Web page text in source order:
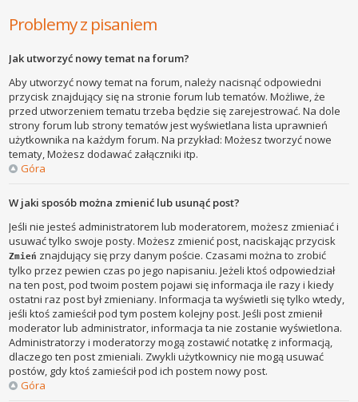
Problemy z pisaniem
Jak utworzyć nowy temat na forum?
Aby utworzyć nowy temat na forum, należy nacisnąć odpowiedni
przycisk znajdujący się na stronie forum lub tematów. Możliwe, że
przed utworzeniem tematu trzeba będzie się zarejestrować. Na dole
strony forum lub strony tematów jest wyświetlana lista uprawnień
użytkownika na każdym forum. Na przykład: Możesz tworzyć nowe
tematy, Możesz dodawać załączniki itp.
Góra
W jaki sposób można zmienić lub usunąć post?
Jeśli nie jesteś administratorem lub moderatorem, możesz zmieniać i
usuwać tylko swoje posty. Możesz zmienić post, naciskając przycisk
Zmień znajdujący się przy danym poście. Czasami można to zrobić
tylko przez pewien czas po jego napisaniu. Jeżeli ktoś odpowiedział
na ten post, pod twoim postem pojawi się informacja ile razy i kiedy
ostatni raz post był zmieniany. Informacja ta wyświetli się tylko wtedy,
jeśli ktoś zamieścił pod tym postem kolejny post. Jeśli post zmienił
moderator lub administrator, informacja ta nie zostanie wyświetlona.
Administratorzy i moderatorzy mogą zostawić notatkę z informacją,
dlaczego ten post zmieniali. Zwykli użytkownicy nie mogą usuwać
postów, gdy ktoś zamieścił pod ich postem nowy post.
Góra